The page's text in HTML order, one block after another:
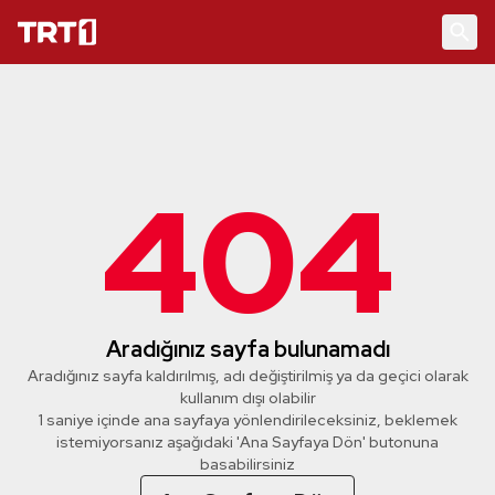
404
Aradığınız sayfa bulunamadı
Aradığınız sayfa kaldırılmış, adı değiştirilmiş ya da geçici olarak
kullanım dışı olabilir
1 saniye içinde ana sayfaya yönlendirileceksiniz, beklemek
istemiyorsanız aşağıdaki 'Ana Sayfaya Dön' butonuna
basabilirsiniz